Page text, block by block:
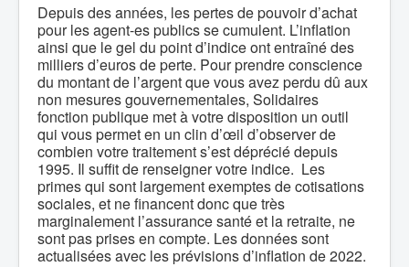
Depuis des années, les pertes de pouvoir d’achat
pour les agent-es publics se cumulent. L’inflation
ainsi que le gel du point d’indice ont entraîné des
milliers d’euros de perte. Pour prendre conscience
du montant de l’argent que vous avez perdu dû aux
non mesures gouvernementales, Solidaires
fonction publique met à votre disposition un outil
qui vous permet en un clin d’œil d’observer de
combien votre traitement s’est déprécié depuis
1995. Il suffit de renseigner votre indice. Les
primes qui sont largement exemptes de cotisations
sociales, et ne financent donc que très
marginalement l’assurance santé et la retraite, ne
sont pas prises en compte. Les données sont
actualisées avec les prévisions d’inflation de 2022.